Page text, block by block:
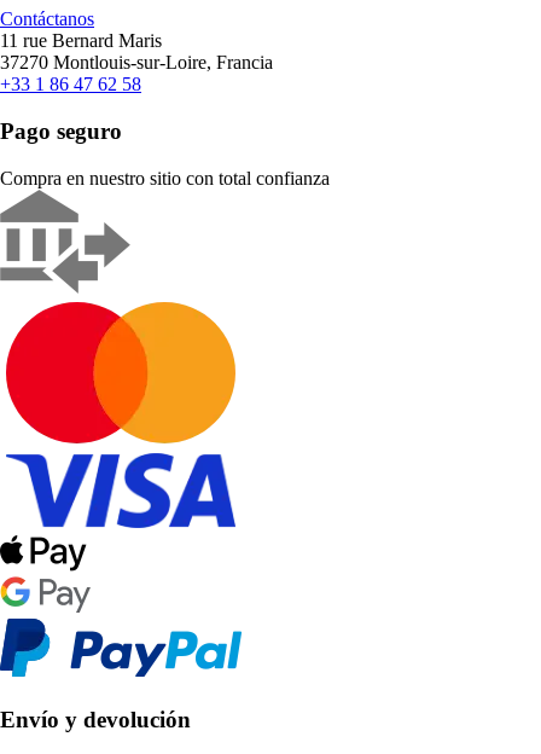
Contáctanos
11 rue Bernard Maris
37270 Montlouis-sur-Loire, Francia
+33 1 86 47 62 58
Pago seguro
Compra en nuestro sitio con total confianza
Envío y devolución